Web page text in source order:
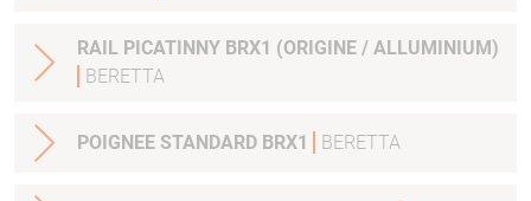
RAIL PICATINNY BRX1 (ORIGINE / ALLUMINIUM)
BERETTA
POIGNEE STANDARD BRX1 BERETTA